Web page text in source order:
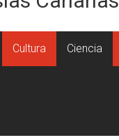
Cultura Ciencia